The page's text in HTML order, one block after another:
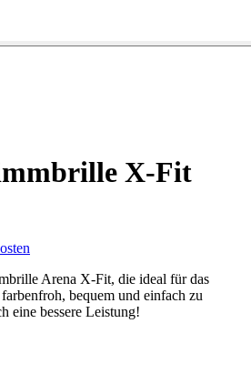
X-Fit
Arena X-Fit, die ideal für das
bequem und einfach zu
eine bessere Leistung!